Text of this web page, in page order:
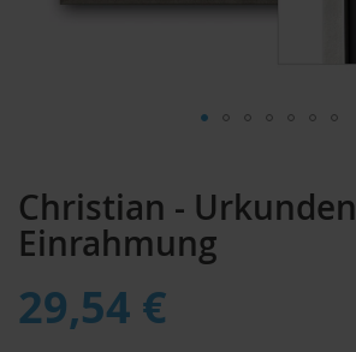
Christian - Urkunden
Einrahmung
29,54 €
der
Bildergalerie
springen